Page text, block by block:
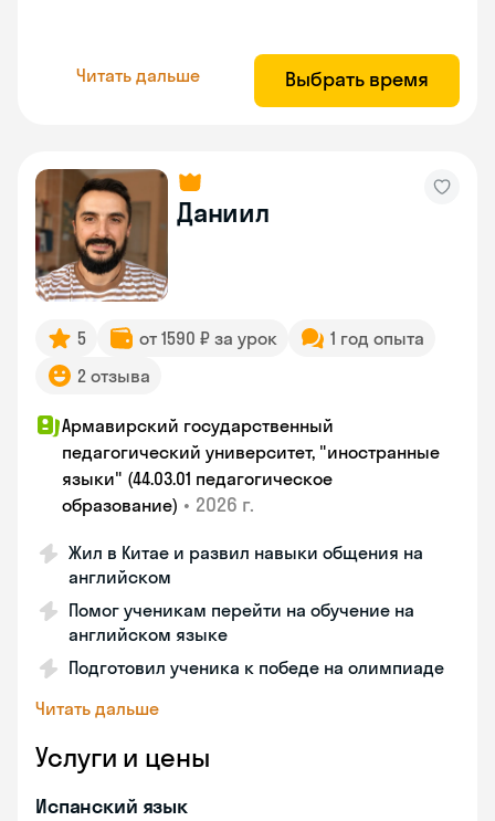
Читать дальше Выбрать время
Даниил
5 от 1590 ₽ за урок
1 год опыта
2 отзыва
Армавирский государственный
педагогический университет, "иностранные
языки" (44.03.01 педагогическое
образование) • 2026 г.
Жил в Китае и развил навыки общения на
английском
Помог ученикам перейти на обучение на
английском языке
Подготовил ученика к победе на олимпиаде
Читать дальше
Услуги и цены
Испанский язык